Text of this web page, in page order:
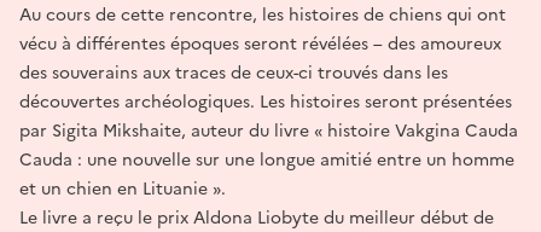
Au cours de cette rencontre, les histoires de chiens qui ont
vécu à différentes époques seront révélées – des amoureux
des souverains aux traces de ceux-ci trouvés dans les
découvertes archéologiques. Les histoires seront présentées
par Sigita Mikshaite, auteur du livre « histoire Vakgina Cauda
Cauda : une nouvelle sur une longue amitié entre un homme
et un chien en Lituanie ».
Le livre a reçu le prix Aldona Liobyte du meilleur début de